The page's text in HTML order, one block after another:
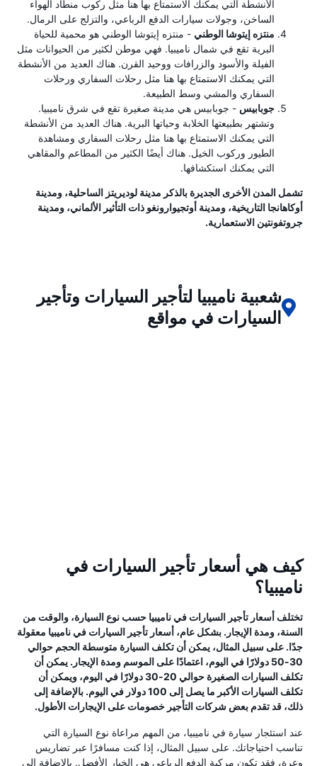
الأنشطة التي يمكنك الاستمتاع بها هنا مثل ركوب منطاد الهواء
الساخن، وجولات سيارات الدفع الرباعي، والتزلج على الرمال.
منتزه إيتوشا الوطني - منتزه إيتوشا الوطني هو محمية للحياة
البرية تقع في شمال ناميبيا. فهي موطن لكثير من الحيوانات مثل
الفيلة والأسود والزرافات ووحيد القرن. هناك العديد من الأنشطة
التي يمكنك الاستمتاع بها هنا مثل رحلات السفاري ورحلات
السفاري والمشي وسط الطبيعة.
جوبابيس - جوبابيس هي مدينة صغيرة تقع في شرق ناميبيا.
وتشتهر بطبيعتها الخلابة وحياتها البرية. هناك العديد من الأنشطة
التي يمكنك الاستمتاع بها هنا مثل رحلات السفاري ومشاهدة
الطيور وركوب الخيل. هناك أيضًا الكثير من المطاعم والمقاهي
التي يمكنك استكشافها.
تشمل المدن الأخرى الجديرة بالذكر مدينة لوديريتز الساحلية، ومدينة
أوكاهانجا التاريخية، ومدينة أوتجيوارونغو ذات التأثير الألماني، ومدينة
جروتفونتين الاستعمارية.
شعبية ناميبيا لتأجير السيارات وتأجير
السيارات في مواقع
كيف هي أسعار تأجير السيارات في
ناميبيا؟
تختلف أسعار تأجير السيارات في ناميبيا حسب نوع السيارة، والوقت من
السنة، ومدة الإيجار. بشكل عام، أسعار تأجير السيارات في ناميبيا معقولة
جدًا. على سبيل المثال، يمكن أن تكلف السيارة متوسطة الحجم حوالي
30-50 دولارًا في اليوم، اعتمادًا على الموسم ومدة الإيجار. يمكن أن
تكلف السيارات الصغيرة حوالي 20-30 دولارًا في اليوم، ويمكن أن
تكلف السيارات الأكبر ما يصل إلى 100 دولار في اليوم. بالإضافة إلى
ذلك، قد تقدم بعض شركات التأجير خصومات على الإيجارات الأطول.
عند استئجار سيارة في ناميبيا، من المهم مراعاة نوع السيارة التي
تناسب احتياجاتك. على سبيل المثال، إذا كنت مسافرًا عبر تضاريس
وعرة، فقد تكون مركبة الدفع الرباعي هي الخيار الأفضل. بالإضافة إلى